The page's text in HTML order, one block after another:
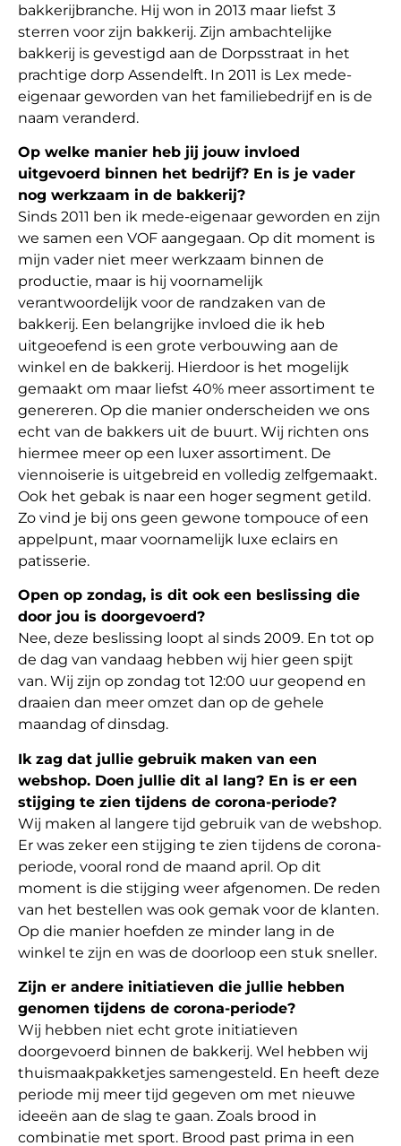
bakkerijbranche. Hij won in 2013 maar liefst 3
sterren voor zijn bakkerij. Zijn ambachtelijke
bakkerij is gevestigd aan de Dorpsstraat in het
prachtige dorp Assendelft. In 2011 is Lex mede-
eigenaar geworden van het familiebedrijf en is de
naam veranderd.
Op welke manier heb jij jouw invloed
uitgevoerd binnen het bedrijf? En is je vader
nog werkzaam in de bakkerij?
Sinds 2011 ben ik mede-eigenaar geworden en zijn
we samen een VOF aangegaan. Op dit moment is
mijn vader niet meer werkzaam binnen de
productie, maar is hij voornamelijk
verantwoordelijk voor de randzaken van de
bakkerij. Een belangrijke invloed die ik heb
uitgeoefend is een grote verbouwing aan de
winkel en de bakkerij. Hierdoor is het mogelijk
gemaakt om maar liefst 40% meer assortiment te
genereren. Op die manier onderscheiden we ons
echt van de bakkers uit de buurt. Wij richten ons
hiermee meer op een luxer assortiment. De
viennoiserie is uitgebreid en volledig zelfgemaakt.
Ook het gebak is naar een hoger segment getild.
Zo vind je bij ons geen gewone tompouce of een
appelpunt, maar voornamelijk luxe eclairs en
patisserie.
Open op zondag, is dit ook een beslissing die
door jou is doorgevoerd?
Nee, deze beslissing loopt al sinds 2009. En tot op
de dag van vandaag hebben wij hier geen spijt
van. Wij zijn op zondag tot 12:00 uur geopend en
draaien dan meer omzet dan op de gehele
maandag of dinsdag.
Ik zag dat jullie gebruik maken van een
webshop. Doen jullie dit al lang? En is er een
stijging te zien tijdens de corona-periode?
Wij maken al langere tijd gebruik van de webshop.
Er was zeker een stijging te zien tijdens de corona-
periode, vooral rond de maand april. Op dit
moment is die stijging weer afgenomen. De reden
van het bestellen was ook gemak voor de klanten.
Op die manier hoefden ze minder lang in de
winkel te zijn en was de doorloop een stuk sneller.
Zijn er andere initiatieven die jullie hebben
genomen tijdens de corona-periode?
Wij hebben niet echt grote initiatieven
doorgevoerd binnen de bakkerij. Wel hebben wij
thuismaakpakketjes samengesteld. En heeft deze
periode mij meer tijd gegeven om met nieuwe
ideeën aan de slag te gaan. Zoals brood in
combinatie met sport. Brood past prima in een